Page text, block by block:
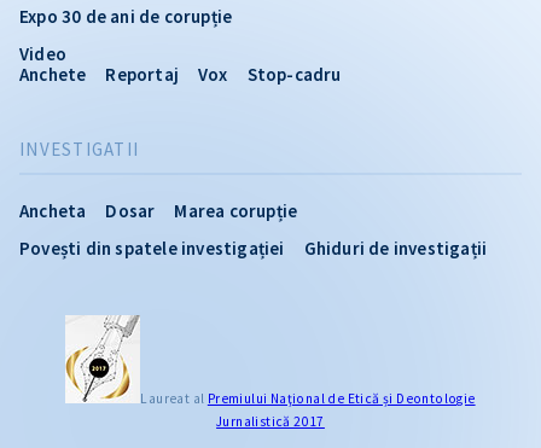
INVESTIGATII
Ancheta Dosar
Marea corupție
Povești din spatele investigației
Ghiduri de investigații
Expo 30 de ani de corupție
Video
Anchete
Reportaj Vox Stop-cadru
Laureat al Premiului Naţional de Etică și Deontologie
Jurnalistică 2017